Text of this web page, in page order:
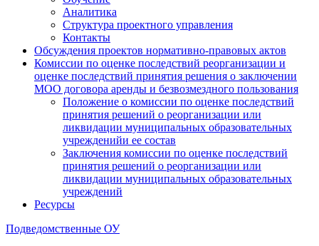
Аналитика
Структура проектного управления
Контакты
Обсуждения проектов нормативно-правовых актов
Комиссии по оценке последствий реорганизации и
оценке последствий принятия решения о заключении
МОО договора аренды и безвозмездного пользования
Положение о комиссии по оценке последствий
принятия решений о реорганизации или
ликвидации муниципальных образовательных
учрежденийи ее состав
Заключения комиссии по оценке последствий
принятия решений о реорганизации или
ликвидации муниципальных образовательных
учреждений
Ресурсы
Подведомственные ОУ